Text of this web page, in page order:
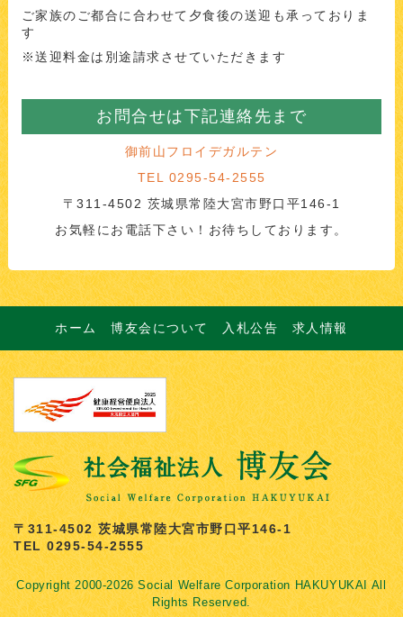
ご家族のご都合に合わせて夕食後の送迎も承っておりま
す
※送迎料金は別途請求させていただきます
お問合せは下記連絡先まで
御前山フロイデガルテン
TEL 0295-54-2555
〒311-4502 茨城県常陸大宮市野口平146-1
お気軽にお電話下さい！お待ちしております。
ホーム 博友会について 入札公告 求人情報
〒311-4502 茨城県常陸大宮市野口平146-1
TEL 0295-54-2555
Copyright 2000-2026 Social Welfare Corporation HAKUYUKAI All
Rights Reserved.